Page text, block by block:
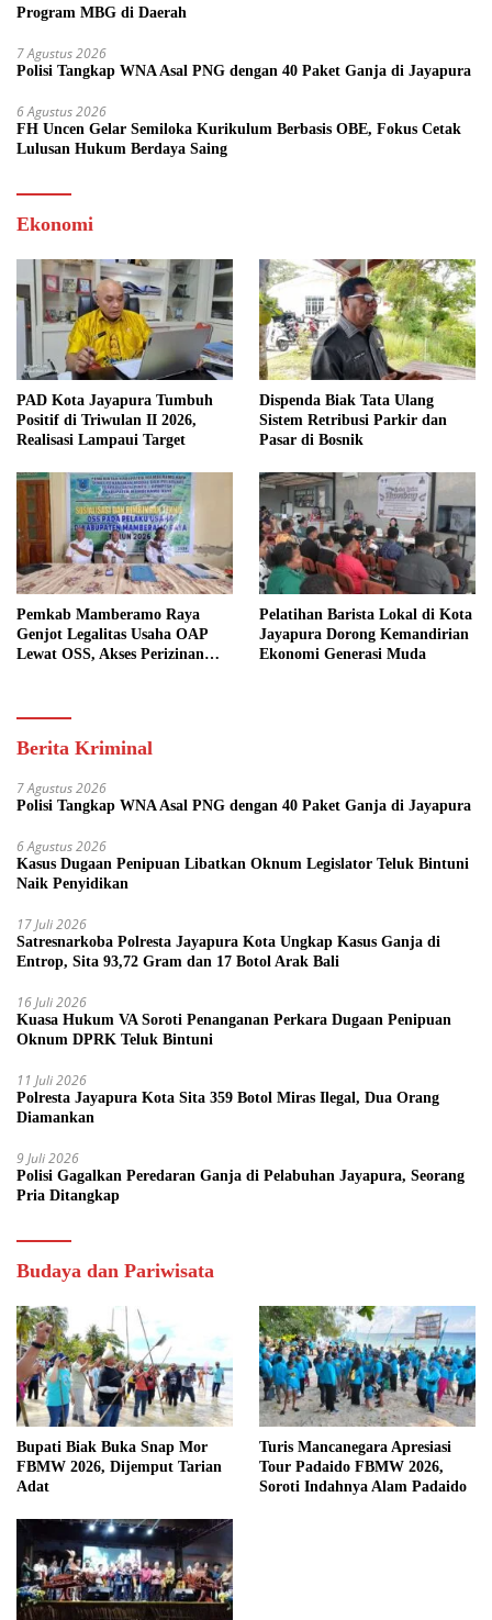
Program MBG di Daerah
7 Agustus 2026
Polisi Tangkap WNA Asal PNG dengan 40 Paket Ganja di Jayapura
6 Agustus 2026
FH Uncen Gelar Semiloka Kurikulum Berbasis OBE, Fokus Cetak
Lulusan Hukum Berdaya Saing
Ekonomi
PAD Kota Jayapura Tumbuh
Positif di Triwulan II 2026,
Realisasi Lampaui Target
Dispenda Biak Tata Ulang
Sistem Retribusi Parkir dan
Pasar di Bosnik
Pemkab Mamberamo Raya
Genjot Legalitas Usaha OAP
Lewat OSS, Akses Perizinan
Pelatihan Barista Lokal di Kota
Jayapura Dorong Kemandirian
Ekonomi Generasi Muda
Berita Kriminal
7 Agustus 2026
Polisi Tangkap WNA Asal PNG dengan 40 Paket Ganja di Jayapura
6 Agustus 2026
Kasus Dugaan Penipuan Libatkan Oknum Legislator Teluk Bintuni
Naik Penyidikan
17 Juli 2026
Satresnarkoba Polresta Jayapura Kota Ungkap Kasus Ganja di
Entrop, Sita 93,72 Gram dan 17 Botol Arak Bali
16 Juli 2026
Kuasa Hukum VA Soroti Penanganan Perkara Dugaan Penipuan
Oknum DPRK Teluk Bintuni
11 Juli 2026
Polresta Jayapura Kota Sita 359 Botol Miras Ilegal, Dua Orang
Diamankan
9 Juli 2026
Polisi Gagalkan Peredaran Ganja di Pelabuhan Jayapura, Seorang
Pria Ditangkap
Budaya dan Pariwisata
Bupati Biak Buka Snap Mor
FBMW 2026, Dijemput Tarian
Adat
Turis Mancanegara Apresiasi
Tour Padaido FBMW 2026,
Soroti Indahnya Alam Padaido